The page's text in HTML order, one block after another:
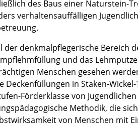
des Baus einer Naturstein-
verhaltensauffälligen
der denkmalpflegerische Bereich
und das
Menschen gesehen
Deckenfüllungen in Staken-
Förderklasse von
Methodik, die
von Menschen mit